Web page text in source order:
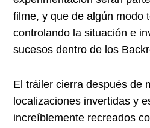
filme, y que de algún modo
controlando la situación e
sucesos dentro de los
El tráiler cierra después de
localizaciones invertidas y
increíblemente recreados